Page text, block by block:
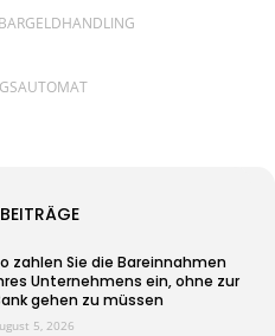
BARGELDHANDLING
zahlen Sie die Bareinnahmen
Unternehmens ein, ohne zur
gehen zu müssen
5, 2026